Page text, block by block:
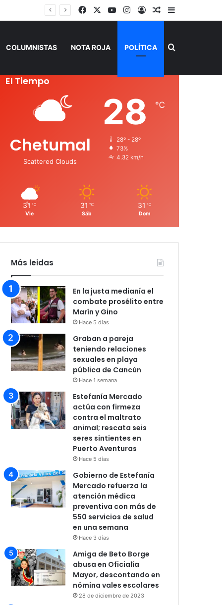
FacebookYouTubeInstagram
AccesoPublicación al
Barra lateral
COLUMNISTAS NOTA ROJA POLÍTICA Buscar por
El Tiempo
Chetumal
Scattered Clouds
28 ℃
28º - 28º
73%
4.32 km/h
31 ℃
Vie
31 ℃
Sáb
31 ℃
Dom
Más leidas
En la justa medianía el
combate prosélito entre
Marín y Gino
Hace 5 días
Graban a pareja
teniendo relaciones
sexuales en playa
pública de Cancún
Hace 1 semana
Estefanía Mercado
actúa con firmeza
contra el maltrato
animal; rescata seis
seres sintientes en
Puerto Aventuras
Hace 5 días
Gobierno de Estefanía
Mercado refuerza la
atención médica
preventiva con más de
550 servicios de salud
en una semana
Hace 3 días
Amiga de Beto Borge
abusa en Oficialía
Mayor, descontando en
nómina vales escolares
28 de diciembre de 2023